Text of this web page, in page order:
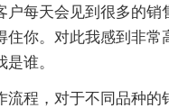
户每天会见到很多的销
住你。对此我感到非常
谁。
流程，对于不同品种的